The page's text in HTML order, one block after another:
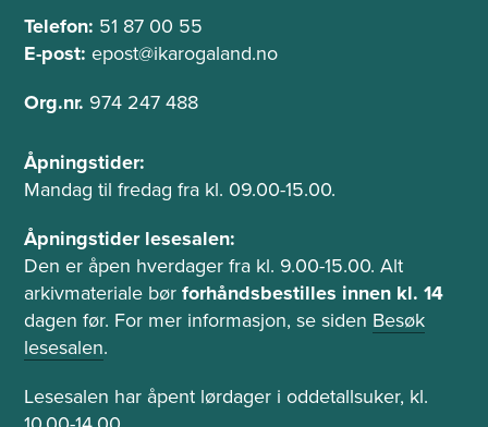
e
f
n
Telefon: 51 87 00 55
E-post: epost@ikarogaland.no
Org.nr. 974 247 488
Å
p
i
n
g
s
t
d
Åpningstider:
Mandag til fredag fra kl. 09.00-15.00.
Åpningstider lesesalen:
Den er åpen hverdager fra kl. 9.00-15.00. Alt
arkivmateriale børforhåndsbestilles innen kl. 14
dagen før. For mer informasjon, se siden Besøk
lesesalen.
Lesesalen har åpent lørdager i oddetallsuker, kl.